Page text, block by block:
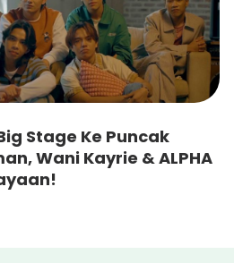
Stage Ke Puncak
Wani Kayrie & ALPHA